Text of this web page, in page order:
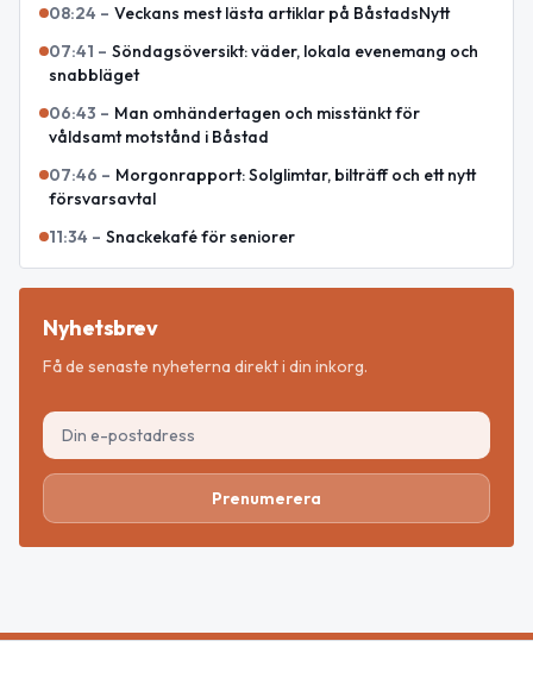
08:24 – Veckans mest lästa artiklar på BåstadsNytt
07:41 – Söndagsöversikt: väder, lokala evenemang och
snabbläget
06:43 – Man omhändertagen och misstänkt för
våldsamt motstånd i Båstad
07:46 – Morgonrapport: Solglimtar, bilträff och ett nytt
försvarsavtal
11:34 – Snackekafé för seniorer
Nyhetsbrev
Få de senaste nyheterna direkt i din inkorg.
Prenumerera